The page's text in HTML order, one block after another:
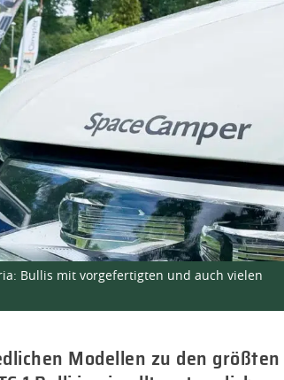
Bullis mit vorgefertigten und auch vielen
Modellen zu den größten